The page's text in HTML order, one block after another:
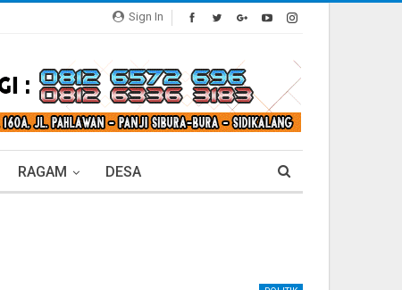
Sign In
RAGAM DESA